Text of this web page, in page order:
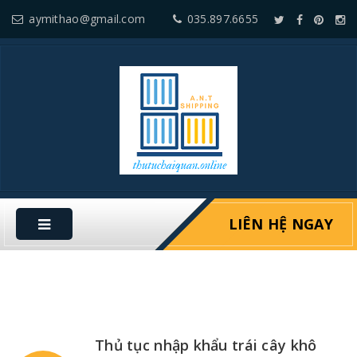
aymithao@gmail.com 035.897.6655
LIÊN HỆ NGAY
Thủ tục nhập khẩu trái cây khô